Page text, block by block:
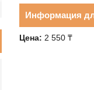
Информация
Цена: 2 550 ₸